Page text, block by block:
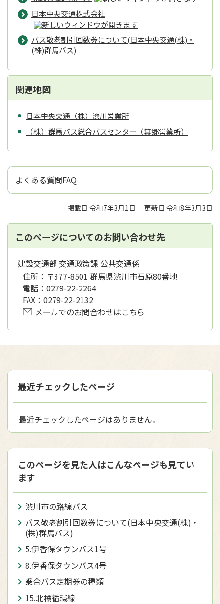
日本中央交通株式会社
バス敬老割引回数券について(日本中央交通(株)・
(株)群馬バス)
関連地図
日本中央交通（株）渋川営業所
（株）群馬バス総合バスセンター（箕郷営業所）
よくある質問FAQ
掲載日 令和7年3月1日 更新日 令和8年3月3日
このページについてのお問い合わせ先
建設交通部 交通政策課 公共交通係
住所： 〒377-8501 群馬県渋川市石原80番地
電話： 0279-22-2264
FAX： 0279-22-2132
メールでのお問合わせはこちら
最近チェックしたページ
最近チェックしたページはありません。
このページを見た人はこんなページも見てい
ます
渋川市の路線バス
バス敬老割引回数券について(日本中央交通(株)・
(株)群馬バス)
5.伊香保タウンバス1号
8.伊香保タウンバス4号
乗合バス定期券の種類
15.北橘循環線